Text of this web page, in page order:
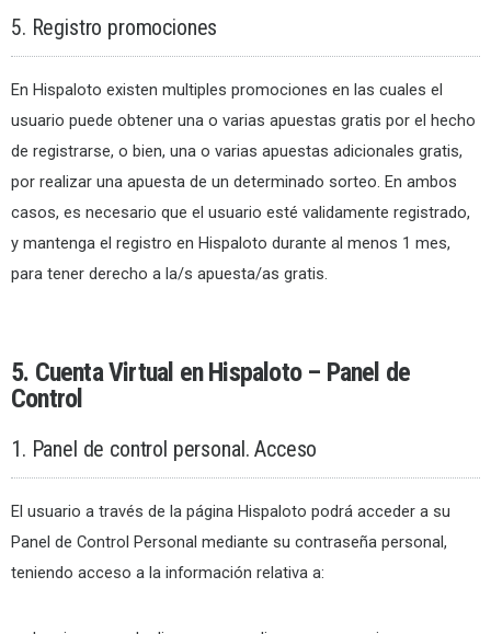
5. Registro promociones
En Hispaloto existen multiples promociones en las cuales el
usuario puede obtener una o varias apuestas gratis por el hecho
de registrarse, o bien, una o varias apuestas adicionales gratis,
por realizar una apuesta de un determinado sorteo. En ambos
casos, es necesario que el usuario esté validamente registrado,
y mantenga el registro en Hispaloto durante al menos 1 mes,
para tener derecho a la/s apuesta/as gratis.
5. Cuenta Virtual en Hispaloto – Panel de
Control
1. Panel de control personal. Acceso
El usuario a través de la página Hispaloto podrá acceder a su
Panel de Control Personal mediante su contraseña personal,
teniendo acceso a la información relativa a: